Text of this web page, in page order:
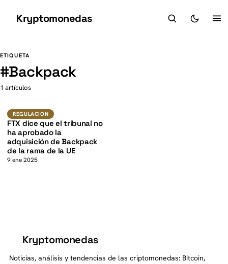
Kryptomonedas
ETIQUETA
#Backpack
1 artículos
Regulacion
K
REGULACION
FTX dice que el tribunal no
ha aprobado la
adquisición de Backpack
de la rama de la UE
9 ene 2025
Kryptomonedas
Noticias, análisis y tendencias de las criptomonedas: Bitcoin,